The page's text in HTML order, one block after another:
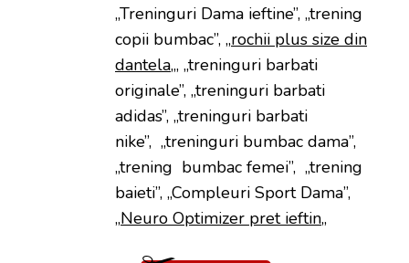
„Treninguri Dama ieftine”, „trening
copii bumbac”, „rochii plus size din
dantela„, „treninguri barbati
originale”, „treninguri barbati
adidas”, „treninguri barbati
nike”, „treninguri bumbac dama”,
„trening bumbac femei”, „trening
baieti”, „Compleuri Sport Dama”,
„Neuro Optimizer pret ieftin„